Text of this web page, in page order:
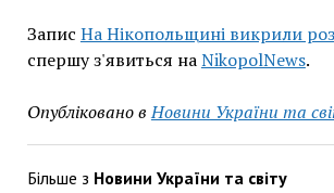
Запис На Нікопольщині викрили
спершу з'явиться наNikopolNews.
Опубліковано в Новини України та
Більше з Новини України та світу